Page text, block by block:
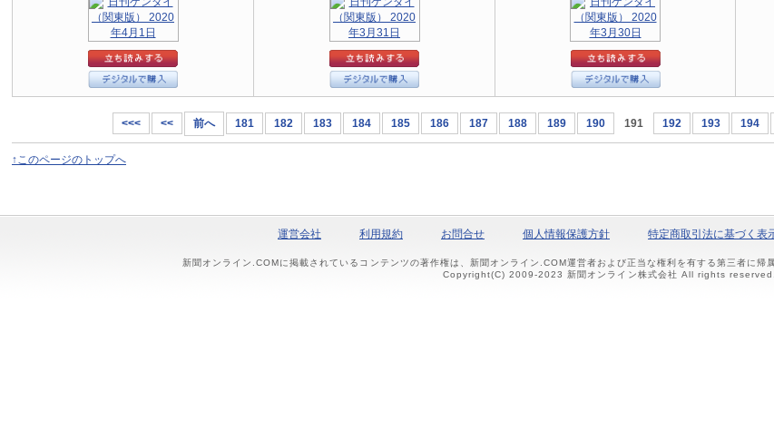
<<< << 前へ 181 182 183 184 185 186 187 188 189 190 191 192 193 194
↑このページのトップへ
運営会社 利用規約 お問合せ 個人情報保護方針 特定商取引法に基づく表
新聞オンライン.COMに掲載されているコンテンツの著作権は、新聞オンライン.COM運営者および正当な権利を有する第三者に帰
Copyright(C) 2009-2023 新聞オンライン株式会社 All rights reserved.